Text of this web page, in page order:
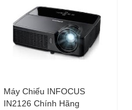
Máy Chiếu INFOCUS
IN2126 Chính Hãng